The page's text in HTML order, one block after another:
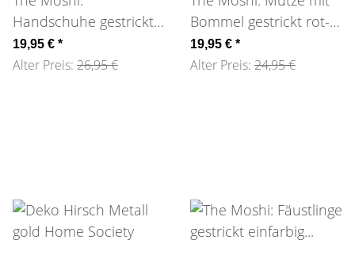
Handschuhe gestrickt
rot-pink
19,95 € *
Alter Preis: 26,95 €
Bommel gestrickt rot-
pink
19,95 € *
Alter Preis: 24,95 €